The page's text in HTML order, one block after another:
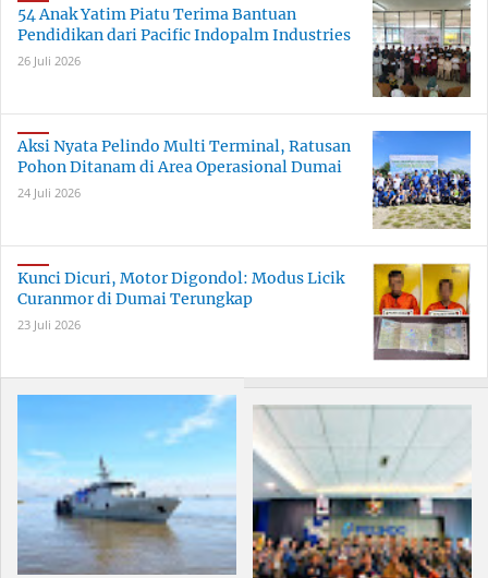
54 Anak Yatim Piatu Terima Bantuan
Pendidikan dari Pacific Indopalm Industries
26 Juli 2026
Aksi Nyata Pelindo Multi Terminal, Ratusan
Pohon Ditanam di Area Operasional Dumai
24 Juli 2026
Kunci Dicuri, Motor Digondol: Modus Licik
Curanmor di Dumai Terungkap
23 Juli 2026